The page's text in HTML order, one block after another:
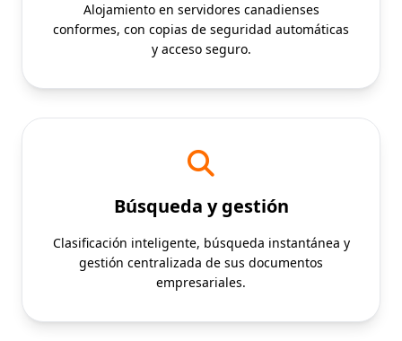
Alojamiento en servidores canadienses
conformes, con copias de seguridad automáticas
y acceso seguro.
Búsqueda y gestión
Clasificación inteligente, búsqueda instantánea y
gestión centralizada de sus documentos
empresariales.